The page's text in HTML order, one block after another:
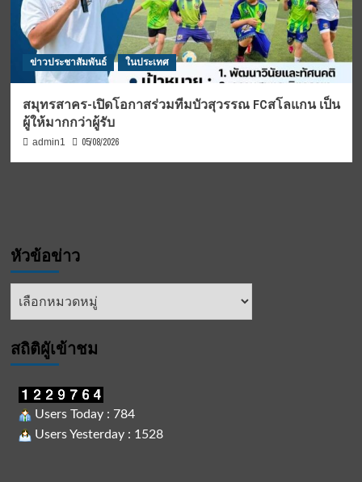
ข่าวประชาสัมพันธ์ ในประเทศ
สมุทรสาคร-เปิดโอกาสร่วมทีมบัวสุวรรณ FCสโลแกน เป็น
ผู้ให้มากกว่าผู้รับ
admin1 05/08/2026
หัวข้อข่าว
หัวข้อ
สถิติผูัเข้าชม
Users Today : 784
Users Yesterday : 1528